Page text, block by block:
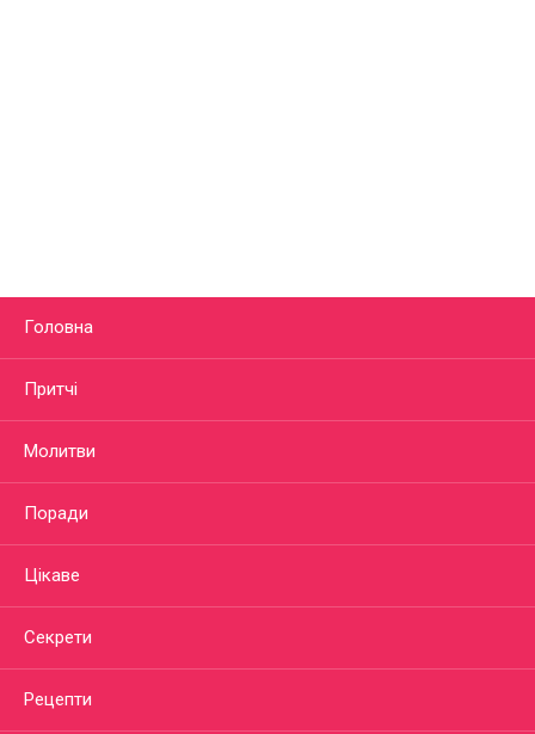
Головна
Притчі
Молитви
Поради
Цікаве
Секрети
Рецепти